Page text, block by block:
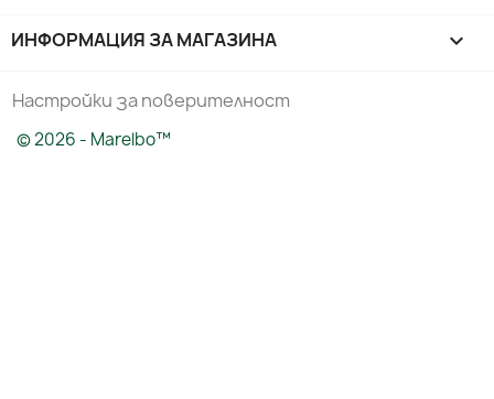
ИНФОРМАЦИЯ ЗА МАГАЗИНА keyboard_arrow_down
Настройки за поверителност
© 2026 - Marelbo™